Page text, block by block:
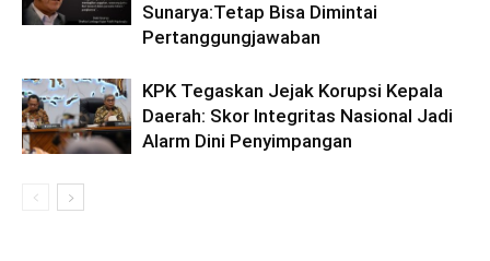
Sunarya:Tetap Bisa Dimintai
Pertanggungjawaban
KPK Tegaskan Jejak Korupsi Kepala
Daerah: Skor Integritas Nasional Jadi
Alarm Dini Penyimpangan